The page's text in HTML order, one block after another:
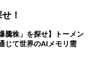
！
騰株」を探せ】トーメン
じて世界のAIメモリ需